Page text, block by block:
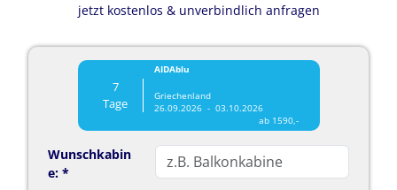
jetzt kostenlos & unverbindlich anfragen
7
Tage
AIDAblu
Griechenland
26.09.2026 - 03.10.2026
ab 1590,-
Wunschkabin
e: *